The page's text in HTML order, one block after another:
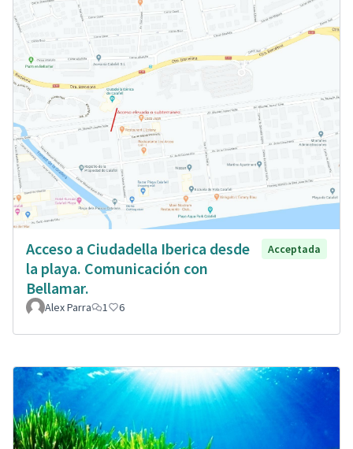
Acceso a Ciudadella Iberica desde
la playa. Comunicación con
Bellamar.
Acceptada
Alex Parra 1 6